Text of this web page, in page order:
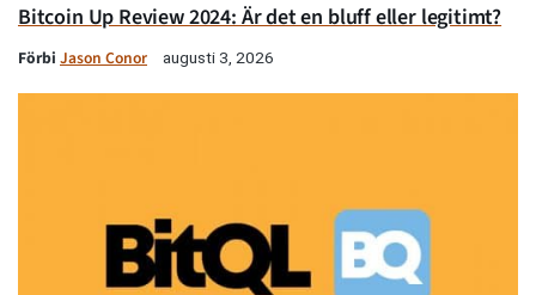
Bitcoin Up Review 2024: Är det en bluff eller legitimt?
Förbi Jason Conor augusti 3, 2026